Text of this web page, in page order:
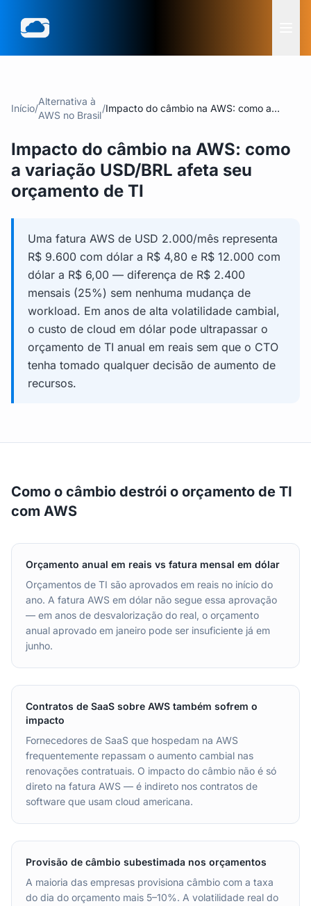
Início/
Alternativa à
AWS no Brasil
/Impacto do câmbio na AWS: como a
Impacto do câmbio na AWS: como
a variação USD/BRL afeta seu
orçamento de TI
Uma fatura AWS de USD 2.000/mês representa
R$ 9.600 com dólar a R$ 4,80 e R$ 12.000 com
dólar a R$ 6,00 — diferença de R$ 2.400
mensais (25%) sem nenhuma mudança de
workload. Em anos de alta volatilidade cambial,
o custo de cloud em dólar pode ultrapassar o
orçamento de TI anual em reais sem que o CTO
tenha tomado qualquer decisão de aumento de
recursos.
Como o câmbio destrói o orçamento de TI
com AWS
Orçamento anual em reais vs fatura mensal em dólar
Orçamentos de TI são aprovados em reais no início do
ano. A fatura AWS em dólar não segue essa aprovação
— em anos de desvalorização do real, o orçamento
anual aprovado em janeiro pode ser insuficiente já em
junho.
Contratos de SaaS sobre AWS também sofrem o
impacto
Fornecedores de SaaS que hospedam na AWS
frequentemente repassam o aumento cambial nas
renovações contratuais. O impacto do câmbio não é só
direto na fatura AWS — é indireto nos contratos de
software que usam cloud americana.
Provisão de câmbio subestimada nos orçamentos
A maioria das empresas provisiona câmbio com a taxa
do dia do orçamento mais 5–10%. A volatilidade real do